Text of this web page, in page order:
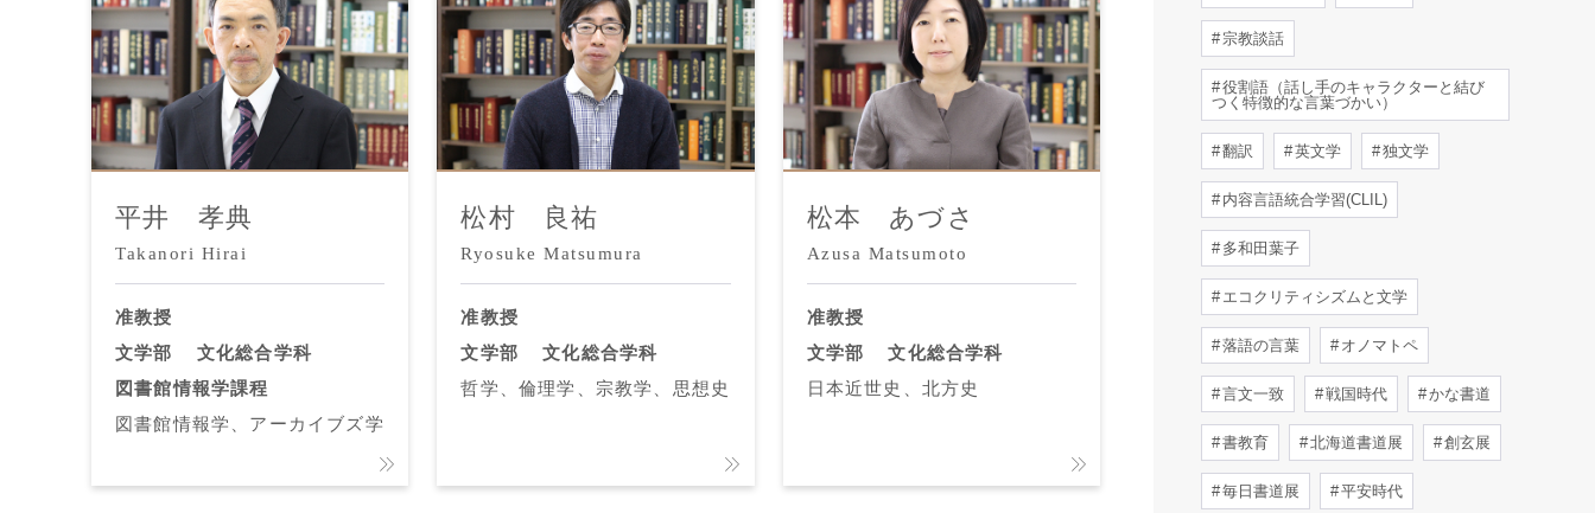
平井 孝典
Takanori Hirai
准教授
文学部
文化総合学科
図書館情報学課程
図書館情報学、アーカイブズ学
松村 良祐
Ryosuke Matsumura
准教授
文学部
文化総合学科
哲学、倫理学、宗教学、思想史
松本 あづさ
Azusa Matsumoto
准教授
文学部
文化総合学科
日本近世史、北方史
宗教談話
役割語（話し手のキャラクターと結び
つく特徴的な言葉づかい）
翻訳 英文学 独文学
内容言語統合学習(CLIL)
多和田葉子
エコクリティシズムと文学
落語の言葉 オノマトペ
言文一致 戦国時代 かな書道
書教育 北海道書道展 創玄展
毎日書道展 平安時代